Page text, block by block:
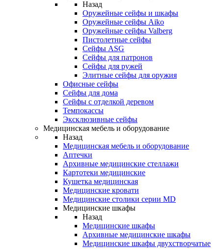
Назад
Оружейные сейфы и шкафы
Оружейные сейфы Aiko
Оружейные сейфы Valberg
Пистолетные сейфы
Сейфы ASG
Сейфы для патронов
Сейфы для ружей
Элитные сейфы для оружия
Офисные сейфы
Сейфы для дома
Сейфы с отделкой деревом
Темпокассы
Эксклюзивные сейфы
Медицинская мебель и оборудование
Назад
Медицинская мебель и оборудование
Аптечки
Архивные медицинские стеллажи
Картотеки медицинские
Кушетка медицинская
Медицинские кровати
Медицинские столики серии MD
Медицинские шкафы
Назад
Медицинские шкафы
Архивные медицинские шкафы
Медицинские шкафы двухстворчатые